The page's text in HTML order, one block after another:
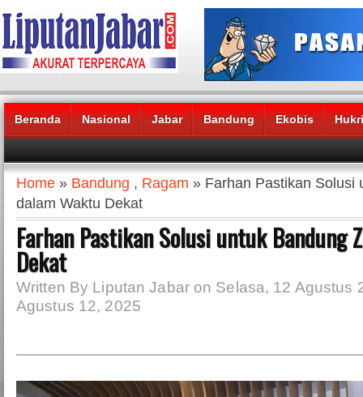
Beranda Nasional Jabar Bandung Ekobis
Headlines News :
Home » Bandung , Ragam » Farhan Pastikan Solusi
dalam Waktu Dekat
Farhan Pastikan Solusi untuk Bandung
Dekat
Written By Liputan Jabar on Selasa, 12 Agustus
Agustus 12, 2025